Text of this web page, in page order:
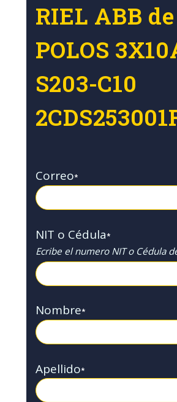
RIEL ABB
POLOS
S203-C10
Correo*
NIT o Cédula*
Ecribe el numero NIT o Cédula
Nombre*
Apellido*